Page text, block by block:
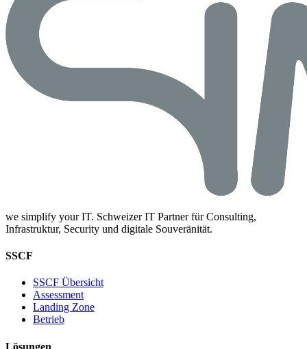
we simplify your IT. Schweizer IT Partner für Consulting,
Infrastruktur, Security und digitale Souveränität.
SSCF
SSCF Übersicht
Assessment
Landing Zone
Betrieb
Lösungen